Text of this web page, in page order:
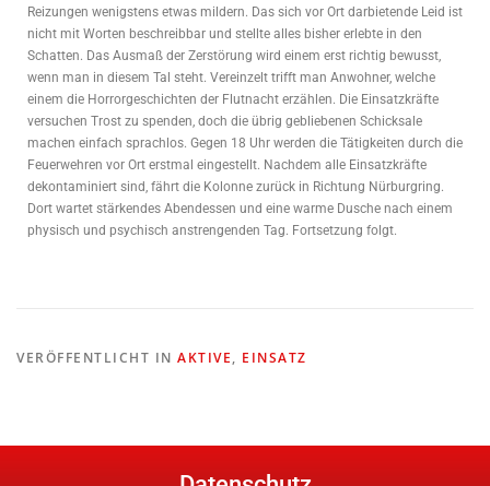
Reizungen wenigstens etwas mildern. Das sich vor Ort darbietende Leid ist
nicht mit Worten beschreibbar und stellte alles bisher erlebte in den
Schatten. Das Ausmaß der Zerstörung wird einem erst richtig bewusst,
wenn man in diesem Tal steht. Vereinzelt trifft man Anwohner, welche
einem die Horrorgeschichten der Flutnacht erzählen. Die Einsatzkräfte
versuchen Trost zu spenden, doch die übrig gebliebenen Schicksale
machen einfach sprachlos. Gegen 18 Uhr werden die Tätigkeiten durch die
Feuerwehren vor Ort erstmal eingestellt. Nachdem alle Einsatzkräfte
dekontaminiert sind, fährt die Kolonne zurück in Richtung Nürburgring.
Dort wartet stärkendes Abendessen und eine warme Dusche nach einem
physisch und psychisch anstrengenden Tag. Fortsetzung folgt.
VERÖFFENTLICHT IN AKTIVE, EINSATZ